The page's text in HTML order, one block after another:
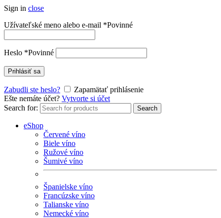
Sign in close
Užívateľské meno alebo e-mail *Povinné
Heslo *Povinné
Prihlásiť sa
Zabudli ste heslo?
Zapamätať prihlásenie
Ešte nemáte účet? Vytvorte si účet
Search for:
Search
eShop
Červené víno
Biele víno
Ružové víno
Šumivé víno
Španielske víno
Francúzske víno
Talianske víno
Nemecké víno